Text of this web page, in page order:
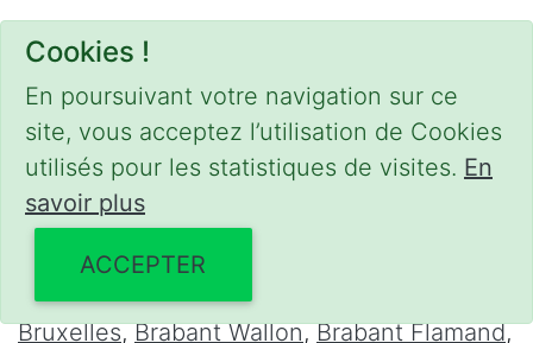
Cookies !
En poursuivant votre navigation sur ce
site, vous acceptez l’utilisation de Cookies
utilisés pour les statistiques de visites. En
savoir plus
ACCEPTER
Contact
Email :mobilii@tcontact.me
Décalaminage & Régénération FAP à
domicile
les régions suivantes :
Bruxelles,Brabant Wallon,Brabant Flamand,